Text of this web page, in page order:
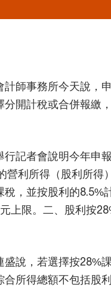
師事務所今天說，
開計稅或合併報繳
記者會說明今年申
利所得（股利所得
，並按股利的8.5%
上限。二、股利按
說，若選擇按28%
所得總額不包括股